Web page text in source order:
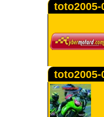
toto2005-
toto2005-